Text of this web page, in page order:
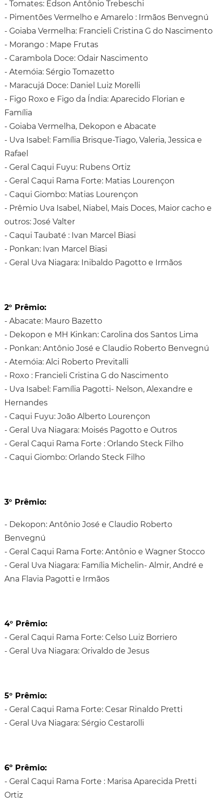
- Tomates: Edson Antônio Trebeschi
- Pimentões Vermelho e Amarelo : Irmãos Benvegnú
- Goiaba Vermelha: Francieli Cristina G do Nascimento
- Morango : Mape Frutas
- Carambola Doce: Odair Nascimento
- Atemóia: Sérgio Tomazetto
- Maracujá Doce: Daniel Luiz Morelli
- Figo Roxo e Figo da Índia: Aparecido Florian e
Família
- Goiaba Vermelha, Dekopon e Abacate
- Uva Isabel: Família Brisque-Tiago, Valeria, Jessica e
Rafael
- Geral Caqui Fuyu: Rubens Ortiz
- Geral Caqui Rama Forte: Matias Lourençon
- Caqui Giombo: Matias Lourençon
- Prêmio Uva Isabel, Niabel, Mais Doces, Maior cacho e
outros: José Valter
- Caqui Taubaté : Ivan Marcel Biasi
- Ponkan: Ivan Marcel Biasi
- Geral Uva Niagara: Inibaldo Pagotto e Irmãos
2° Prêmio:
- Abacate: Mauro Bazetto
- Dekopon e MH Kinkan: Carolina dos Santos Lima
- Ponkan: Antônio José e Claudio Roberto Benvegnú
- Atemóia: Alci Roberto Previtalli
- Roxo : Francieli Cristina G do Nascimento
- Uva Isabel: Família Pagotti- Nelson, Alexandre e
Hernandes
- Caqui Fuyu: João Alberto Lourençon
- Geral Uva Niagara: Moisés Pagotto e Outros
- Geral Caqui Rama Forte : Orlando Steck Filho
- Caqui Giombo: Orlando Steck Filho
3° Prêmio:
- Dekopon: Antônio José e Claudio Roberto
Benvegnú
- Geral Caqui Rama Forte: Antônio e Wagner Stocco
- Geral Uva Niagara: Família Michelin- Almir, André e
Ana Flavia Pagotti e Irmãos
4° Prêmio:
- Geral Caqui Rama Forte: Celso Luiz Borriero
- Geral Uva Niagara: Orivaldo de Jesus
5° Prêmio:
- Geral Caqui Rama Forte: Cesar Rinaldo Pretti
- Geral Uva Niagara: Sérgio Cestarolli
6º Prêmio:
- Geral Caqui Rama Forte : Marisa Aparecida Pretti
Ortiz